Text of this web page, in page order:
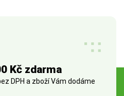
Kč zdarma
DPH a zboží Vám dodáme